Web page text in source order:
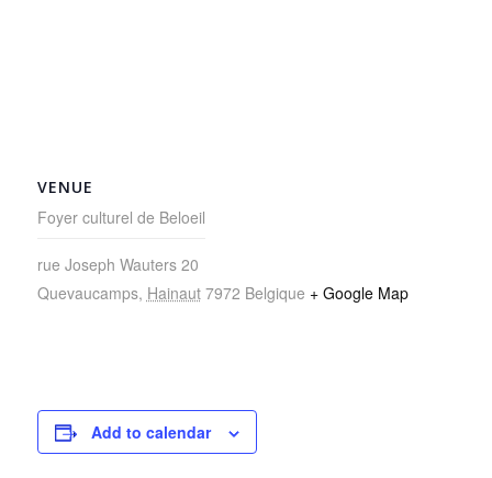
VENUE
Foyer culturel de Beloeil
rue Joseph Wauters 20
Quevaucamps, Hainaut 7972 Belgique + Google Map
Add to calendar